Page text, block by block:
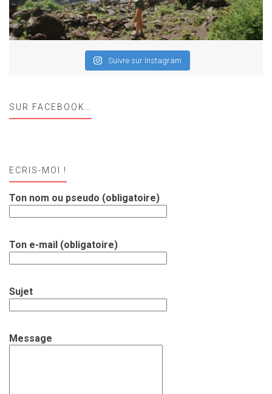
Suivre sur Instagram
SUR FACEBOOK…
ECRIS-MOI !
Ton nom ou pseudo (obligatoire)
Ton e-mail (obligatoire)
Sujet
Message